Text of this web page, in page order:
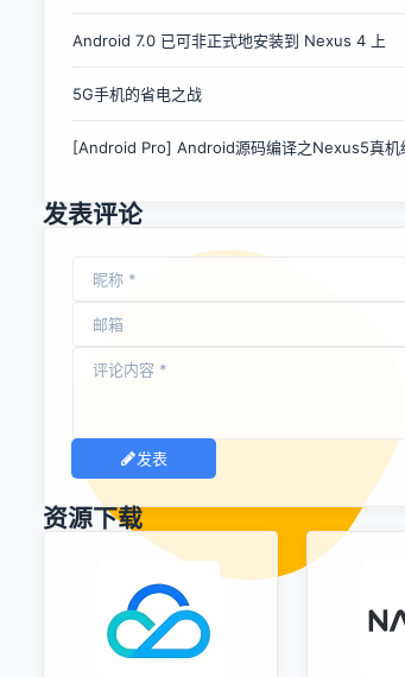
Player Pixel Pixel XL Pixel C 本文来自开源中
Android 7.0 已可非正式地安装到 Nexus 4 上
5G手机的省电之战
[Android Pro] Android源码编译之Nexus5真机
发表评论
发表
资源下载